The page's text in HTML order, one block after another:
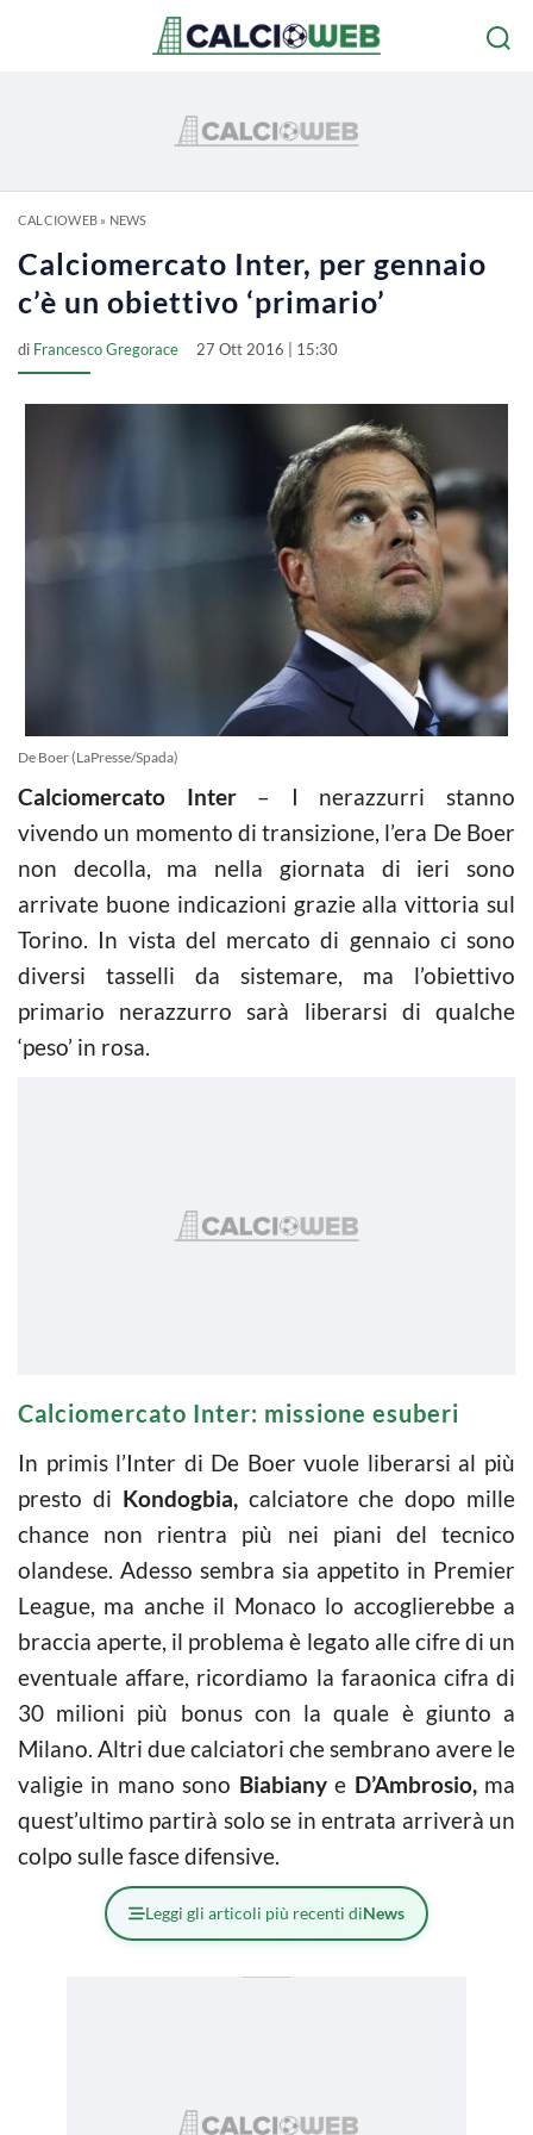
CALCIOWEB» NEWS
Calciomercato Inter, per gennaio
c’è un obiettivo ‘primario’
di Francesco Gregorace 27 Ott 2016 | 15:30
De Boer (LaPresse/Spada)
Calciomercato Inter– I nerazzurri stanno
vivendo un momento di transizione, l’era De Boer
non decolla, ma nella giornata di ieri sono
arrivate buone indicazioni grazie alla vittoria sul
Torino. In vista del mercato di gennaio ci sono
diversi tasselli da sistemare, ma l’obiettivo
primario nerazzurro sarà liberarsi di qualche
‘peso’ in rosa.
Calciomercato Inter: missione esuberi
In primis l’Inter di De Boer vuole liberarsi al più
presto di Kondogbia,calciatore che dopo mille
chance non rientra più nei piani del tecnico
olandese. Adesso sembra sia appetito in Premier
League, ma anche il Monaco lo accoglierebbe a
braccia aperte, il problema è legato alle cifre di un
eventuale affare, ricordiamo la faraonica cifra di
30 milioni più bonus con la quale è giunto a
Milano. Altri due calciatori che sembrano avere le
valigie in mano sono Biabianye D’Ambrosio,ma
quest’ultimo partirà solo se in entrata arriverà un
colpo sulle fasce difensive.
Leggi gli articoli più recenti diNews